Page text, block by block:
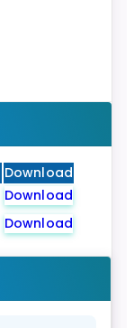
Download
Download
Download